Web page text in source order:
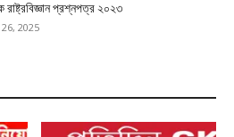
রাষ্ট্রবিজ্ঞান প্রশ্নপত্র ২০২৩
2025